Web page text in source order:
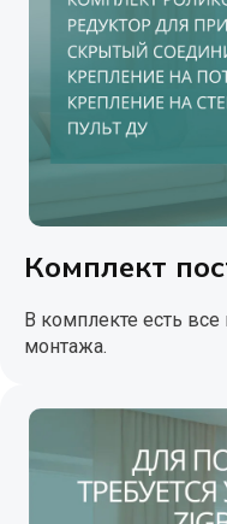
Комплект
В комплекте есть
монтажа.